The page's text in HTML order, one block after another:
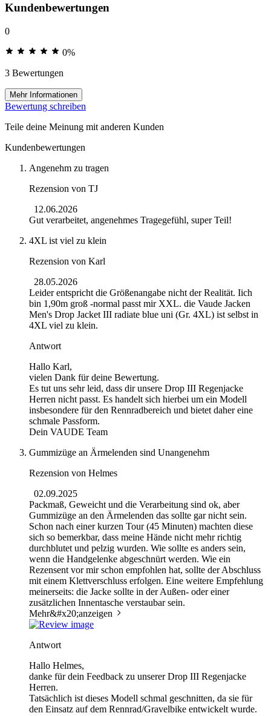
Kundenbewertungen
0
0%
3 Bewertungen
Mehr Informationen
Bewertung schreiben
Teile deine Meinung mit anderen Kunden
Kundenbewertungen
Angenehm zu tragen
Rezension von TJ
12.06.2026
Gut verarbeitet, angenehmes Tragegefühl, super Teil!
4XL ist viel zu klein
Rezension von Karl
28.05.2026
Leider entspricht die Größenangabe nicht der Realität. Iich
bin 1,90m groß -normal passt mir XXL. die Vaude Jacken
Men's Drop Jacket III radiate blue uni (Gr. 4XL) ist selbst in
4XL viel zu klein.
Antwort
Hallo Karl,
vielen Dank für deine Bewertung.
Es tut uns sehr leid, dass dir unsere Drop III Regenjacke
Herren nicht passt. Es handelt sich hierbei um ein Modell
insbesondere für den Rennradbereich und bietet daher eine
schmale Passform.
Dein VAUDE Team
Gummizüge an Ärmelenden sind Unangenehm
Rezension von Helmes
02.09.2025
Packmaß, Geweicht und die Verarbeitung sind ok, aber
Gummizüge an den Ärmelenden das sollte gar nicht sein.
Schon nach einer kurzen Tour (45 Minuten) machten diese
sich so bemerkbar, dass meine Hände nicht mehr richtig
durchblutet und pelzig wurden. Wie sollte es anders sein,
wenn die Handgelenke abgeschnürt werden. Wie ein
Rezensent vor mir schon empfohlen hat, sollte der Abschluss
mit einem Klettverschluss erfolgen. Eine weitere Empfehlung
meinerseits: die Jacke sollte in der Außen- oder einer
zusätzlichen Innentasche verstaubar sein.
Mehr&#x20;anzeigen
Antwort
Hallo Helmes,
danke für dein Feedback zu unserer Drop III Regenjacke
Herren.
Tatsächlich ist dieses Modell schmal geschnitten, da sie für
den Einsatz auf dem Rennrad/Gravelbike entwickelt wurde.